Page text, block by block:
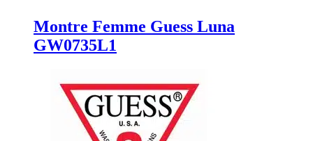
Montre Femme Guess Luna
GW0735L1